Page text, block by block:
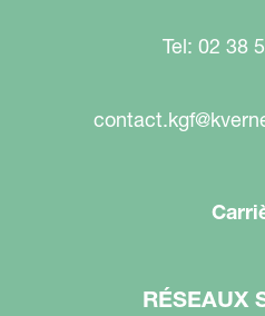
Tel: 02 38
RÉSEAUX